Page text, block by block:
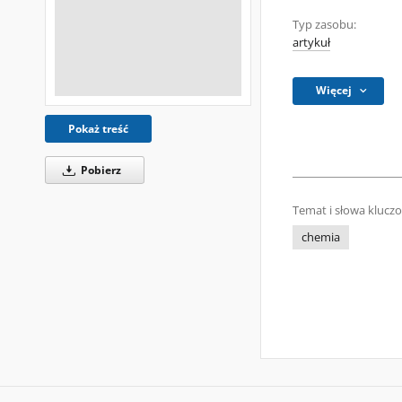
Pokaż treść
Pobierz
Typ zasobu:
artykuł
Więcej
Temat i słowa
chemia